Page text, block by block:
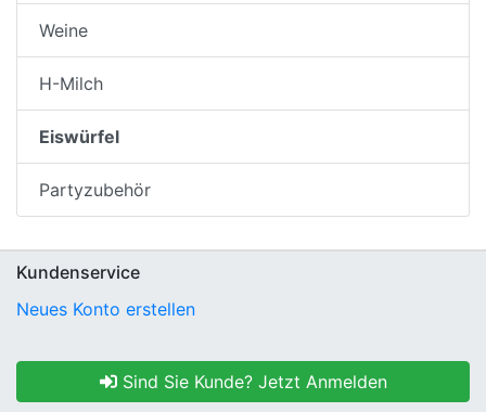
Weine
H-Milch
Eiswürfel
Partyzubehör
Kundenservice
Neues Konto erstellen
Sind Sie Kunde? Jetzt Anmelden